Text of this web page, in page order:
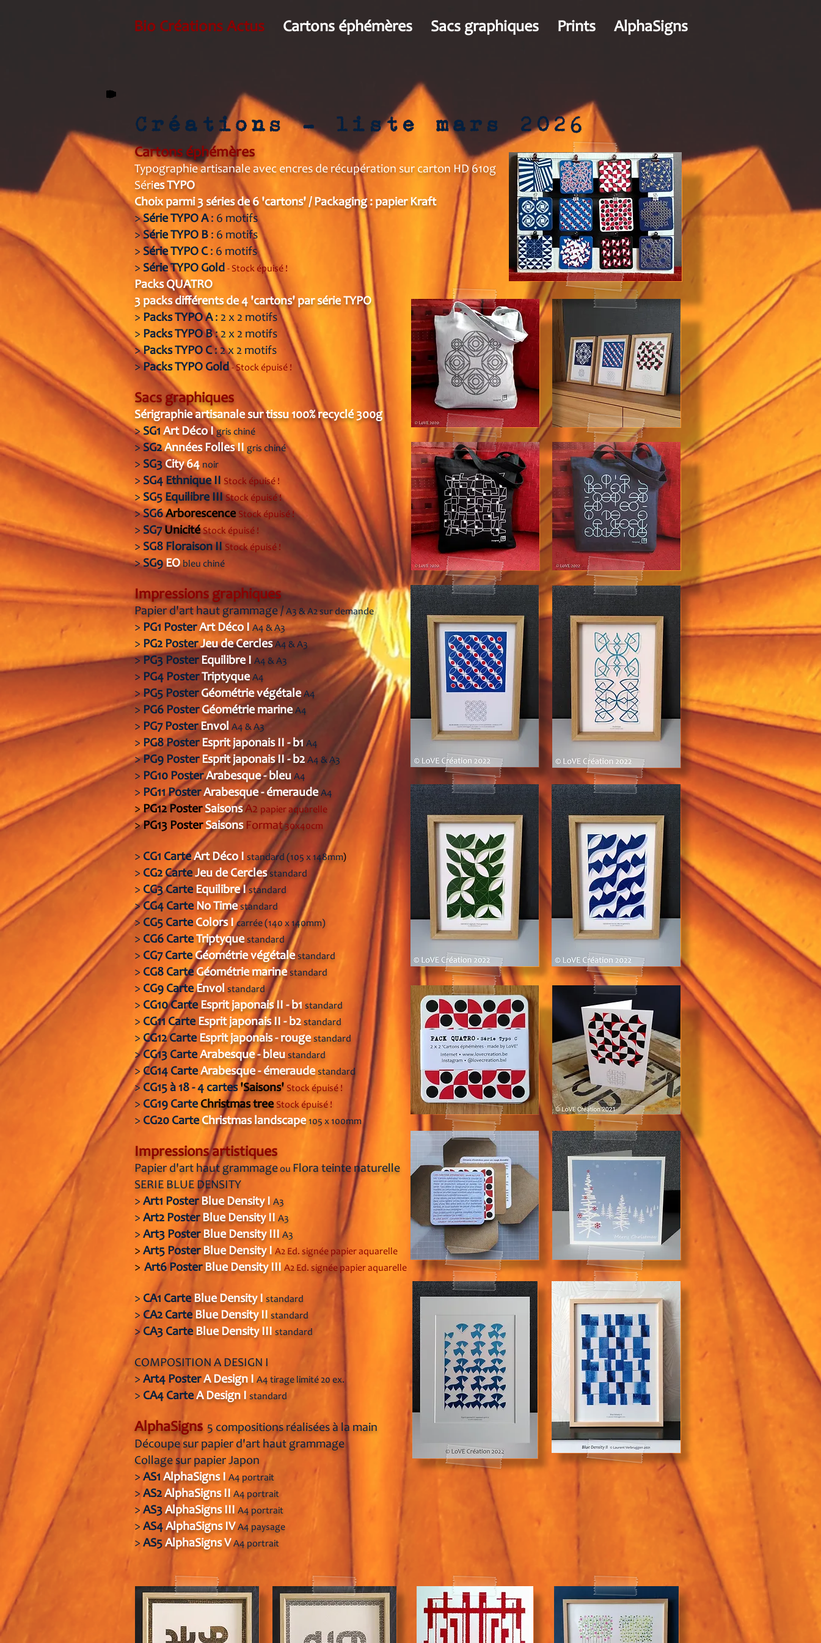
Bio Créations Actus Cartons éphémères Sacs graphiques Prints AlphaSigns
Créations - liste mars 2026
Cartons éphémères
Typographie artisanale avec encres de récupération sur carton HD 610g
Séries TYPO
Choix parmi 3 sériesde 6 'cartons' / Packaging : papier Kraft
>Série TYPO A: 6 motifs
>Série TYPO B : 6 motifs
> Série TYPO C: 6 motifs
> Série TYPO Gold - Stock épuisé !
Packs QUATRO
3 packs différents de 4 'cartons' par série TYPO
> Packs TYPO A: 2 x 2 motifs
> Packs TYPO B: 2 x 2 motifs
>Packs TYPO C: 2 x 2 motifs
>Packs TYPO Gold - Stock épuisé !
Sacs graphiques
Sérigraphie artisanale sur tissu 100% recyclé 300g
>SG1 Art Déco I gris chiné
> SG2Années Folles II gris chiné
> SG3 City 64 noir
> SG4 Ethnique II Stock épuisé !
> SG5 Equilibre III Stock épuisé !
>SG6Arborescence Stock épuisé !
> SG7 UnicitéStock épuisé !
> SG8 Floraison II Stock épuisé !
>SG9EObleu chiné
Impressions graphiques
Papier d'art haut grammage /A3 & A2sur demande
> PG1 PosterArt Déco I A4 & A3
> PG2 PosterJeu de CerclesA4 & A3
> PG3 Poster Equilibre I A4 & A3
> PG4 Poster Triptyque A4
> PG5 Poster Géométrie végétaleA4
> PG6 Poster Géométrie marineA4
> PG7 PosterEnvol A4 & A3
> PG8 Poster Esprit japonais II - b1 A4
>PG9 Poster Esprit japonais II - b2 A4 & A3
> PG10 PosterArabesque - bleu A4
> PG11 PosterArabesque - émeraude A4
>PG12 Poster Saisons A2 papier aquarelle
>PG13 Poster Saisons Format30x40cm
> CG1 CarteArt Déco I standard (105 x 148mm)
> CG2Carte Jeu de Cerclesstandard
> CG3 Carte Equilibre Istandard
>CG4 Carte No Timestandard
> CG5 Carte Colors Icarrée (140 x 140mm)
> CG6 Carte Triptyque standard
> CG7 CarteGéométrie végétalestandard
> CG8 CarteGéométrie marinestandard
> CG9 CarteEnvol standard
> CG10 Carte Esprit japonais II - b1 standard
> CG11 Carte Esprit japonais II - b2 standard
> CG12 Carte Esprit japonais - rougestandard
>CG13 Carte Arabesque - bleu standard
>CG14 CarteArabesque - émeraudestandard
> CG15 à 18 - 4 cartes 'Saisons' Stock épuisé !
> CG19 Carte Christmas tree Stock épuisé !
> CG20 CarteChristmas landscape 105 x 100mm
Impressions artistiques
Papier d'art haut grammageou Flora teinte naturelle
SERIE BLUE DENSITY
> Art1 Poster Blue Density I A3
> Art2 Poster Blue Density II A3
> Art3 Poster Blue Density III A3
> Art5 Poster Blue Density I A2 Ed. signée papier aquarelle
> Art6 Poster Blue Density III A2 Ed. signée papier aquarelle
> CA1 Carte Blue Density I standard
> CA2 Carte Blue Density II standard
> CA3 Carte Blue Density III standard
COMPOSITION A DESIGN I
> Art4 PosterA Design I A4 tirage limité 20 ex.
> CA4 Carte A Design I standard
AlphaSigns 5 compositions réalisées à la main
Découpe sur papier d'art haut grammage
Collage sur papier Japon
> AS1 AlphaSigns I A4 portrait
> AS2 AlphaSigns II A4 portrait
> AS3 AlphaSigns III A4 portrait
> AS4 AlphaSigns IV A4 paysage
> AS5 AlphaSigns V A4 portrait